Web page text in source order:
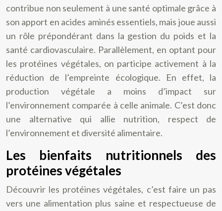
contribue non seulement à une santé optimale grâce à
son apport en acides aminés essentiels, mais joue aussi
un rôle prépondérant dans la gestion du poids et la
santé cardiovasculaire. Parallèlement, en optant pour
les protéines végétales, on participe activement à la
réduction de l’empreinte écologique. En effet, la
production végétale a moins d’impact sur
l’environnement comparée à celle animale. C’est donc
une alternative qui allie nutrition, respect de
l’environnement et diversité alimentaire.
Les bienfaits nutritionnels des
protéines végétales
Découvrir les protéines végétales, c’est faire un pas
vers une alimentation plus saine et respectueuse de